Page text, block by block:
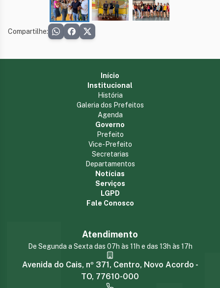
Compartilhe:
Início
Institucional
História
Galeria dos Prefeitos
Agenda
Governo
Prefeito
Vice-Prefeito
Secretarias
Departamentos
Notícias
Serviços
LGPD
Fale Conosco
Atendimento
De Segunda a Sexta das 07h às 11h e das 13h às 17h
Avenida do Cais, nº 371, Centro, Novo Acordo -
TO, 77610-000